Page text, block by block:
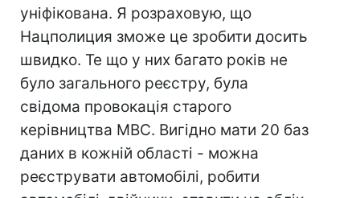
уніфікована. Я розраховую, що
Нацполиция зможе це зробити досить
швидко. Те що у них багато років не
було загального реєстру, була
свідома провокація старого
керівництва МВС. Вигідно мати 20 баз
даних в кожній області - можна
реєструвати автомобілі, робити